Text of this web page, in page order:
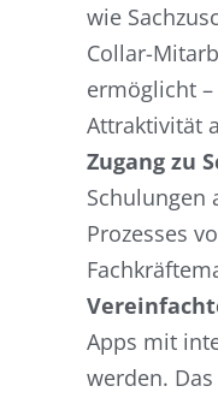
wie
Collar-
ermöglicht
Attraktivität
Zugang zu
Schulungen
Prozesses
Apps mit
werden.